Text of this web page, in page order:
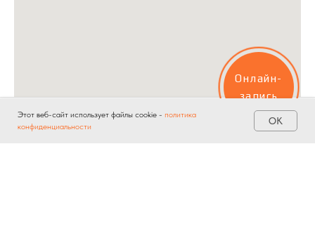
Этот веб-сайт использует файлы cookie - политика
конфиденциальности
ОК
Главная
Онлайн-
запись